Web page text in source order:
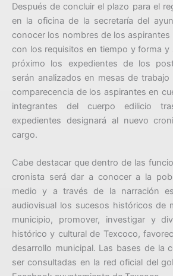
Después de concluir el plazo para el
en la oficina de la secretaría del
conocer los nombres de los aspirantes
con los requisitos en tiempo y forma y
próximo los expedientes de los
serán analizados en mesas de trabajo
comparecencia de los aspirantes en
integrantes del cuerpo edilicio
expedientes designará al nuevo
cargo.
Cabe destacar que dentro de las
cronista será dar a conocer a la
medio y a través de la narración
audiovisual los sucesos históricos de
municipio, promover, investigar y
histórico y cultural de Texcoco,
desarrollo municipal. Las bases de la
ser consultadas en la red oficial del